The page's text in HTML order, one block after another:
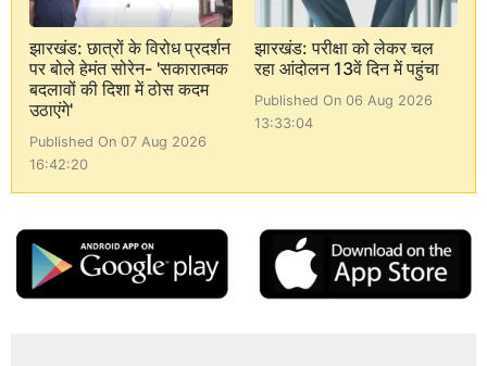
झारखंड: छात्रों के विरोध प्रदर्शन
पर बोले हेमंत सोरेन- 'सकारात्मक
बदलावों की दिशा में ठोस कदम
उठाएंगे'
Published On 07 Aug 2026
16:42:20
झारखंड: परीक्षा को लेकर चल
रहा आंदोलन 13वें दिन में पहुंचा
Published On 06 Aug 2026
13:33:04